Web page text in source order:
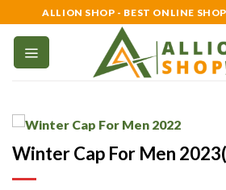
to
content
ALLION SHOP - BEST ONLINE
Winter Cap For Men